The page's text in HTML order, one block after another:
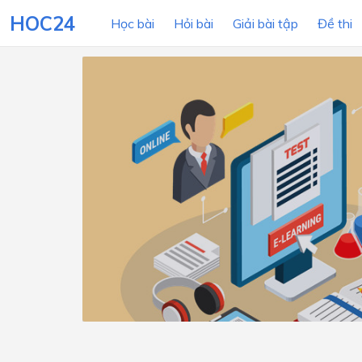
HOC24 Học bài Hỏi bài Giải bài tập Đề thi
LỚP HỌC
Lớp 12
Lớp 8
Lớp 7